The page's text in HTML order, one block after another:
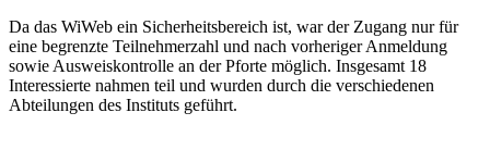
Da das WiWeb ein Sicherheitsbereich ist, war der Zugang nur für
eine begrenzte Teilnehmerzahl und nach vorheriger Anmeldung
sowie Ausweiskontrolle an der Pforte möglich. Insgesamt 18
Interessierte nahmen teil und wurden durch die verschiedenen
Abteilungen des Instituts geführt.